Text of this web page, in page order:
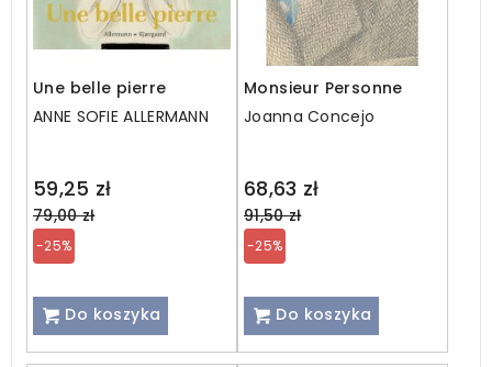
Une belle pierre
ANNE SOFIE ALLERMANN
59,25 zł
Regular
price
79,00 zł
-25%
Do koszyka
Monsieur Personne
Joanna Concejo
68,63 zł
Regular
price
91,50 zł
-25%
Do koszyka